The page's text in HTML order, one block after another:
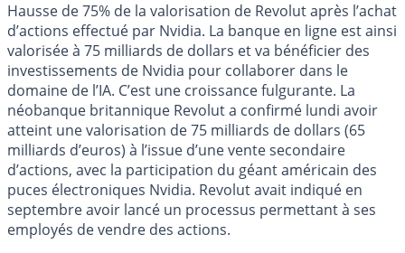
Hausse de 75% de la valorisation de Revolut après l’achat
d’actions effectué par Nvidia. La banque en ligne est ainsi
valorisée à 75 milliards de dollars et va bénéficier des
investissements de Nvidia pour collaborer dans le
domaine de l’IA. C’est une croissance fulgurante. La
néobanque britannique Revolut a confirmé lundi avoir
atteint une valorisation de 75 milliards de dollars (65
milliards d’euros) à l’issue d’une vente secondaire
d’actions, avec la participation du géant américain des
puces électroniques Nvidia. Revolut avait indiqué en
septembre avoir lancé un processus permettant à ses
employés de vendre des actions.